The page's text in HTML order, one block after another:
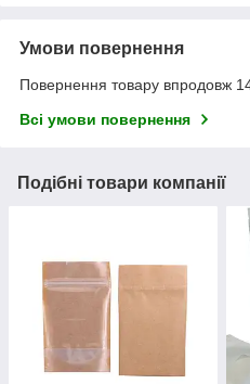
Умови повернення
Повернення товару впродовж
Всі умови повернення
Подібні товари компанії